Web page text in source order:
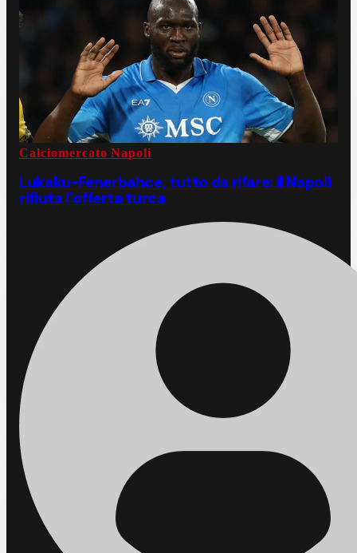
Calciomercato Napoli
Lukaku-Fenerbahce, tutto da rifare: il Napoli
rifiuta l’offerta turca